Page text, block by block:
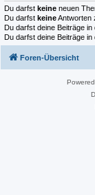
Du darfst keine neuen
Du darfst keineAntworten
Du darfst deine Beiträge in
Du darfst deine Beiträge in
Foren-Übersicht